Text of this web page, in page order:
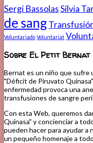
Sergi BassolasSílvia
de sang
Voluntariado Voluntariat
Sobre El Petit Bernat
Bernat es un niño que sufre
"Déficit de Piruvato
enfermedad provoca una
transfusiones de sangre
Con esta Web, queremos
Quinasa" y concienciar a
pueden hacer para ayudar a
un pequeño homenaje a